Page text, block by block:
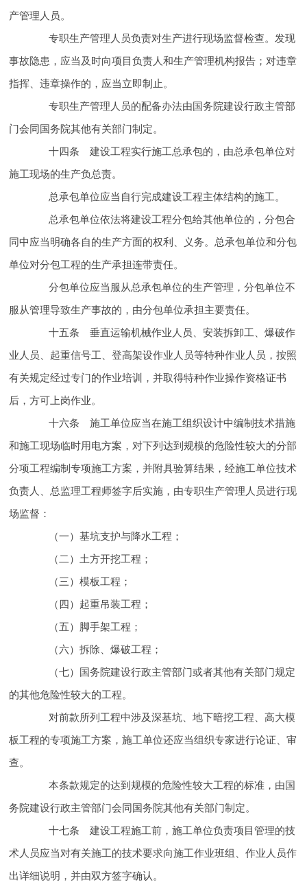
产管理人员。
专职生产管理人员负责对生产进行现场监督检查。发现
事故隐患，应当及时向项目负责人和生产管理机构报告；对违章
指挥、违章操作的，应当立即制止。
专职生产管理人员的配备办法由国务院建设行政主管部
门会同国务院其他有关部门制定。
十四条 建设工程实行施工总承包的，由总承包单位对
施工现场的生产负总责。
总承包单位应当自行完成建设工程主体结构的施工。
总承包单位依法将建设工程分包给其他单位的，分包合
同中应当明确各自的生产方面的权利、义务。总承包单位和分包
单位对分包工程的生产承担连带责任。
分包单位应当服从总承包单位的生产管理，分包单位不
服从管理导致生产事故的，由分包单位承担主要责任。
十五条 垂直运输机械作业人员、安装拆卸工、爆破作
业人员、起重信号工、登高架设作业人员等特种作业人员，按照
有关规定经过专门的作业培训，并取得特种作业操作资格证书
后，方可上岗作业。
十六条 施工单位应当在施工组织设计中编制技术措施
和施工现场临时用电方案，对下列达到规模的危险性较大的分部
分项工程编制专项施工方案，并附具验算结果，经施工单位技术
负责人、总监理工程师签字后实施，由专职生产管理人员进行现
场监督：
（一）基坑支护与降水工程；
（二）土方开挖工程；
（三）模板工程；
（四）起重吊装工程；
（五）脚手架工程；
（六）拆除、爆破工程；
（七）国务院建设行政主管部门或者其他有关部门规定
的其他危险性较大的工程。
对前款所列工程中涉及深基坑、地下暗挖工程、高大模
板工程的专项施工方案，施工单位还应当组织专家进行论证、审
查。
本条款规定的达到规模的危险性较大工程的标准，由国
务院建设行政主管部门会同国务院其他有关部门制定。
十七条 建设工程施工前，施工单位负责项目管理的技
术人员应当对有关施工的技术要求向施工作业班组、作业人员作
出详细说明，并由双方签字确认。